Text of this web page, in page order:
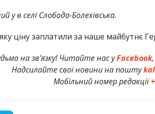
у в селі Слобода-Болехівська.
ціну заплатили за наше майбутнє
на зв’язку! Читайте нас уFacebook,
Надсилайте свої новини на пошту
Мобільний номер редакції